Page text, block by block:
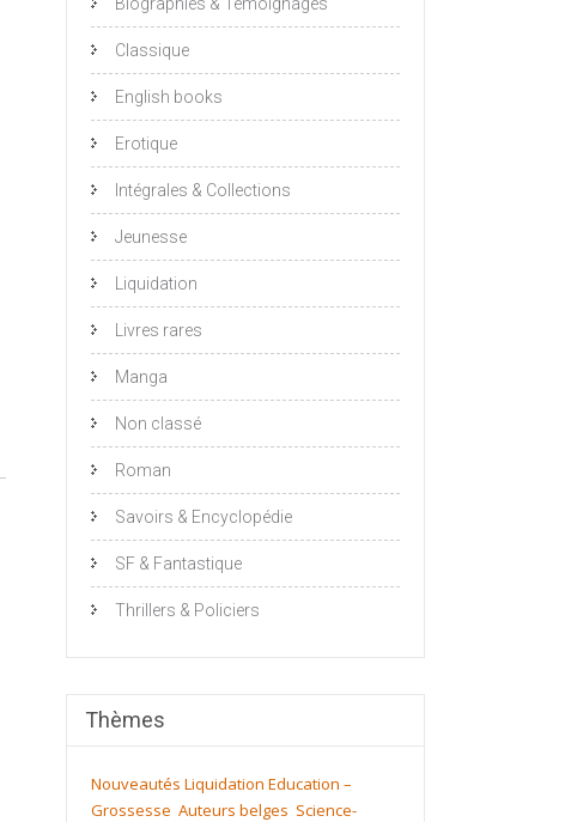
Classique
English books
Erotique
Intégrales & Collections
Jeunesse
Liquidation
Livres rares
Manga
Non classé
Roman
Savoirs & Encyclopédie
SF & Fantastique
Thrillers & Policiers
Thèmes
Nouveautés Liquidation Education –
Grossesse Auteurs belges Science-